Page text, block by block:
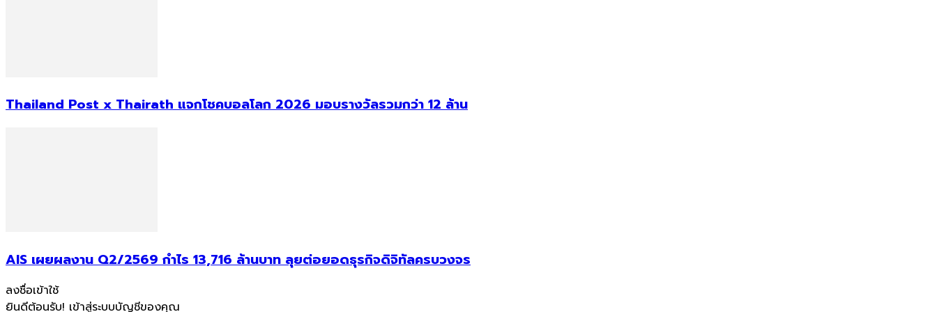
Thailand Post x Thairath แจกโชคบอลโลก 2026 มอบรางวัลรวมกว่า 12 ล้าน
AIS เผยผลงาน Q2/2569 กำไร 13,716 ล้านบาท ลุยต่อยอดธุรกิจดิจิทัลครบวงจร
ลงชื่อเข้าใช้
ยินดีต้อนรับ! เข้าสู่ระบบบัญชีของคุณ